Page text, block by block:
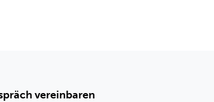
vereinbaren